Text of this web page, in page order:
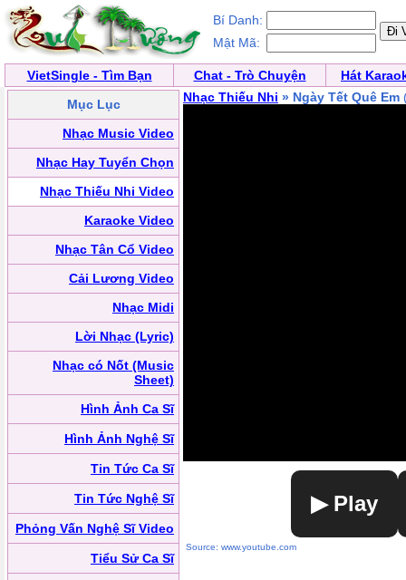
Bí Danh:
Mật Mã:
VietSingle - Tìm Bạn Chat - Trò Chuyện
Hát
Mục Lục
Nhạc Music Video
Nhạc Hay Tuyển Chọn
Nhạc Thiếu Nhi Video
Karaoke Video
Nhạc Tân Cổ Video
Cải Lương Video
Nhạc Midi
Lời Nhạc (Lyric)
Nhạc có Nốt (Music
Sheet)
Hình Ảnh Ca Sĩ
Hình Ảnh Nghệ Sĩ
Tin Tức Ca Sĩ
Tin Tức Nghệ Sĩ
Phỏng Vấn Nghệ Sĩ Video
Tiểu Sử Ca Sĩ
Nhạc Thiếu Nhi » Ngày Tết Quê Em
▶ Play
Source: www.youtube.com